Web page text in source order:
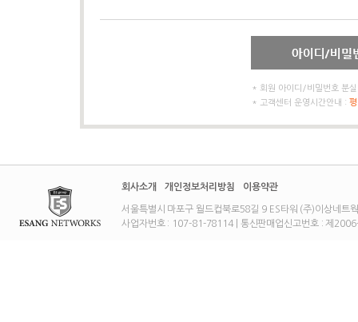
* 회원 아이디/비밀번호 분
* 고객센터 운영시간안내 :
회사소개 개인정보처리방침 이용약관
서울특별시 마포구 월드컵북로58길 9 ES타워 (주)이상네
사업자번호 : 107-81-78114 | 통신판매업신고번호 : 제